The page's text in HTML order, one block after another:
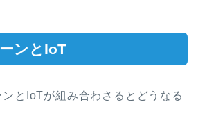
ンとIoT
とIoTが組み合わさるとどうなる